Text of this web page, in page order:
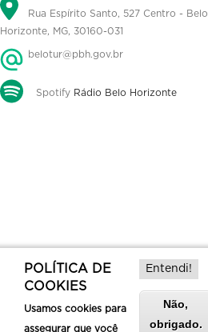
Rua Espírito Santo, 527 Centro - Belo
Horizonte, MG, 30160-031
belotur@pbh.gov.br
Spotify Rádio Belo Horizonte
POLÍTICA DE
COOKIES
Usamos cookies para
assegurar que você
Entendi!
Não,
obrigado.